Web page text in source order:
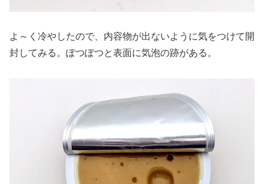
よ～く冷やしたので、内容物が出ないように気をつけて開
封してみる。ぽつぽつと表面に気泡の跡がある。